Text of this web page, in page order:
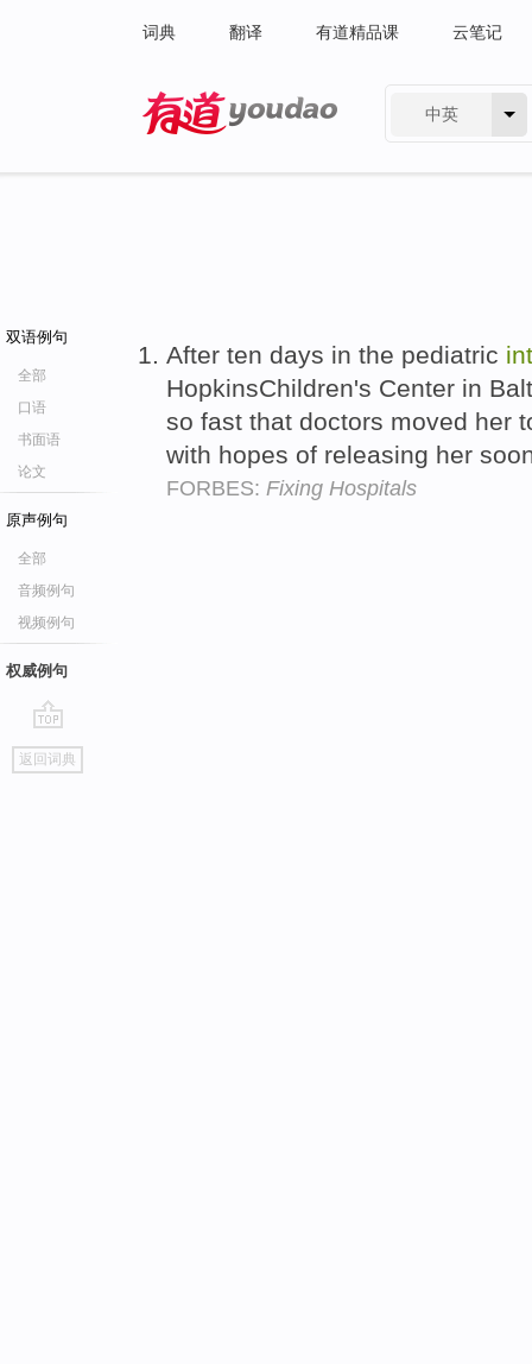
词典 翻译 有道精品课 云笔记
中英
双语例句
全部
口语
书面语
论文
原声例句
全部
音频例句
视频例句
权威例句
go
top
返回词典
After ten days in the pediatric
HopkinsChildren's Center in
so fast that doctors moved her
with hopes of releasing her
FORBES: Fixing Hospitals